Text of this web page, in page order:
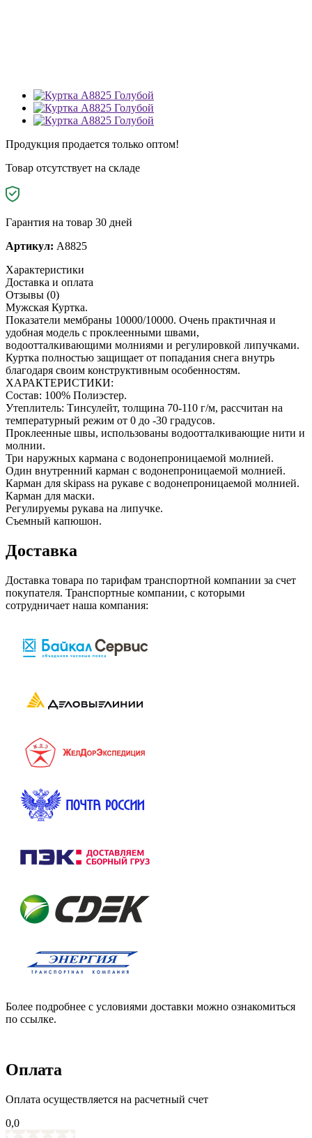
Продукция продается только оптом!
Товар отсутствует на складе
Гарантия на товар 30 дней
Артикул: A8825
Характеристики
Доставка и оплата
Отзывы (0)
Мужская Куртка.
Показатели мембраны 10000/10000. Очень практичная и
удобная модель с проклеенными швами,
водоотталкивающими молниями и регулировкой липучками.
Куртка полностью защищает от попадания снега внутрь
благодаря своим конструктивным особенностям.
ХАРАКТЕРИСТИКИ:
Состав: 100% Полиэстер.
Утеплитель: Тинсулейт, толщина 70-110 г/м, рассчитан на
температурный режим от 0 до -30 градусов.
Проклеенные швы, использованы водоотталкивающие нити и
молнии.
Три наружных кармана с водонепроницаемой молнией.
Один внутренний карман с водонепроницаемой молнией.
Карман для skipass на рукаве с водонепроницаемой молнией.
Карман для маски.
Регулируемы рукава на липучке.
Съемный капюшон.
Доставка
Доставка товара по тарифам транспортной компании за счет
покупателя. Транспортные компании, с которыми
сотрудничает наша компания:
Более подробнее с условиями доставки можно ознакомиться
по ссылке.
Оплата
Оплата осуществляется на расчетный счет
0,0